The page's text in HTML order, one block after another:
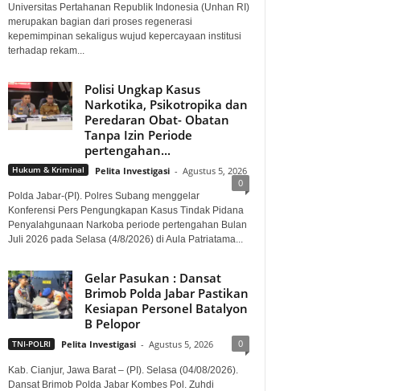
Universitas Pertahanan Republik Indonesia (Unhan RI)
merupakan bagian dari proses regenerasi
kepemimpinan sekaligus wujud kepercayaan institusi
terhadap rekam...
Polisi Ungkap Kasus
Narkotika, Psikotropika dan
Peredaran Obat- Obatan
Tanpa Izin Periode
pertengahan...
Hukum & Kriminal Pelita Investigasi - Agustus 5, 2026
0
Polda Jabar-(PI). Polres Subang menggelar
Konferensi Pers Pengungkapan Kasus Tindak Pidana
Penyalahgunaan Narkoba periode pertengahan Bulan
Juli 2026 pada Selasa (4/8/2026) di Aula Patriatama...
Gelar Pasukan : Dansat
Brimob Polda Jabar Pastikan
Kesiapan Personel Batalyon
B Pelopor
TNI-POLRI Pelita Investigasi - Agustus 5, 2026 0
Kab. Cianjur, Jawa Barat – (PI). Selasa (04/08/2026).
Dansat Brimob Polda Jabar Kombes Pol. Zuhdi